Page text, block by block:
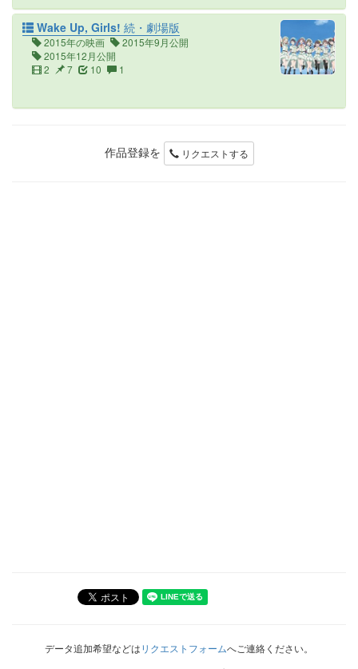
Wake Up, Girls! 続・劇場版
2015年の映画
2015年9月公開
2015年12月公開
2
7 10 1
作品登録を リクエストする
データ追加希望などはリクエストフォームへご連絡ください。